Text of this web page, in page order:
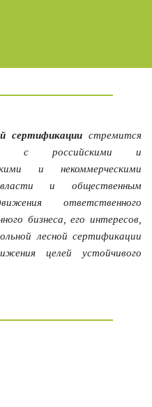
сертификации стремится
с российскими и
и некоммерческими
и общественным
ответственного
бизнеса, его интересов,
лесной сертификации
целей устойчивого